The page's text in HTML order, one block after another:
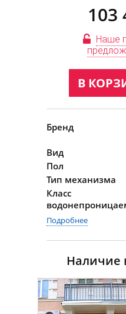
103
Наше
В
Бренд
Вид
Пол
Тип механизма
Класс
Подробнее
Наличие